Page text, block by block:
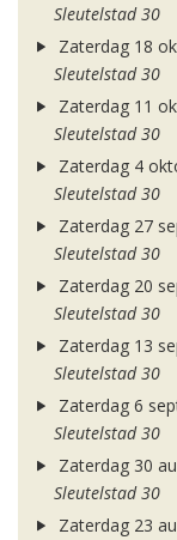
Sleutelstad 30
Zaterdag 18
Sleutelstad 30
Zaterdag 11
Sleutelstad 30
Zaterdag 4
Sleutelstad 30
Zaterdag 27
Sleutelstad 30
Zaterdag 20
Sleutelstad 30
Zaterdag 13
Sleutelstad 30
Zaterdag 6
Sleutelstad 30
Zaterdag 30
Sleutelstad 30
Zaterdag 23